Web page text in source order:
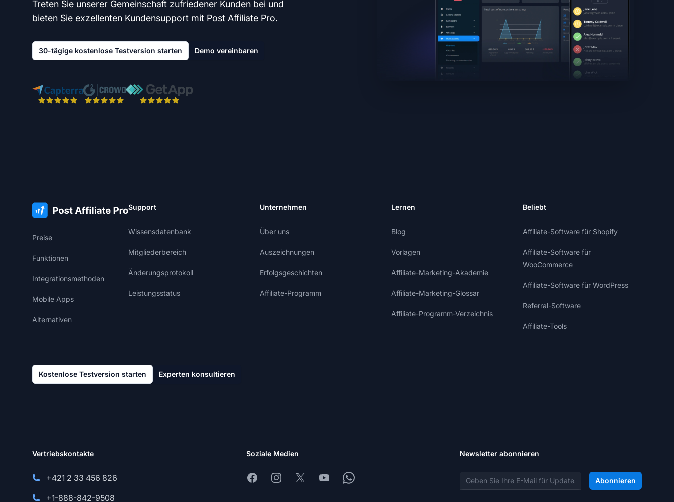
Treten Sie unserer Gemeinschaft zufriedener Kunden bei und
bieten Sie exzellenten Kundensupport mit Post Affiliate Pro.
30-tägige kostenlose Testversion starten Demo vereinbaren
Preise
Funktionen
Integrationsmethoden
Mobile Apps
Alternativen
Support
Wissensdatenbank
Mitgliederbereich
Änderungsprotokoll
Leistungsstatus
Unternehmen
Über uns
Auszeichnungen
Erfolgsgeschichten
Affiliate-Programm
Lernen
Blog
Vorlagen
Affiliate-Marketing-Akademie
Affiliate-Marketing-Glossar
Affiliate-Programm-Verzeichnis
Beliebt
Affiliate-Software für Shopify
Affiliate-Software für
WooCommerce
Affiliate-Software für WordPress
Referral-Software
Affiliate-Tools
Kostenlose Testversion starten Experten konsultieren
Vertriebskontakte
+421 2 33 456 826
+1-888-842-9508
Soziale Medien
FacebookInstagram
X YoutubeWhatsapp
Newsletter abonnieren
E-Mail-Adresse Abonnieren